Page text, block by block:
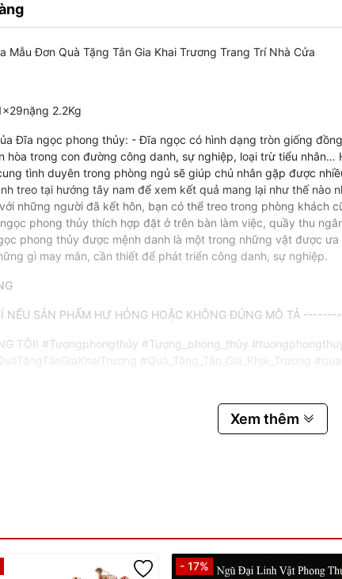
Đơn Quà Tặng Tân Gia Khai Trương Trang Trí Nhà Cửa
2.2Kg
Đĩa ngọc phong thủy: - Đĩa ngọc có hình dạng tròn giống
hòa trong con đường công danh, sự nghiệp, loại trừ tiểu
tình duyên trong phòng ngủ sẽ giúp chủ nhân gặp được
treo tại hướng tây nam để xem kết quả mang lại như thế
những người đã kết hôn, bạn có thể treo trong phòng khách
phong thủy thích hợp đặt ở trên bàn làm việc, quầy thu
phong thủy được mệnh danh là một trong những vật được
gì may mắn, cần thiết để phát triển công danh, sự nghiệp.
NẾU SẢN PHẨM HƯ HỎNG HOẶC KHÔNG ĐÚNG MÔ TẢ --------
TÔI! #Tượngphongthủy #Tượng_phong_thủy
#Quà_Tặng_Tân_Gia_Khai_Trương
Xem thêm
- 17%